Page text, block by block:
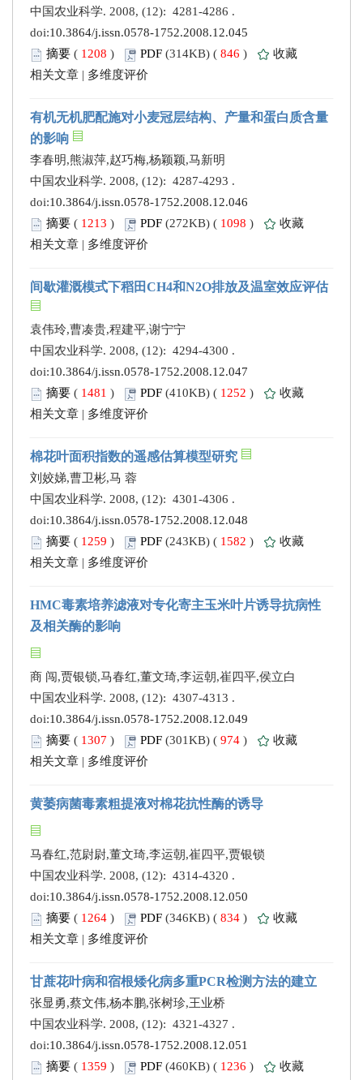
中国农业科学. 2008, (12): 4281-4286 .
doi:10.3864/j.issn.0578-1752.2008.12.045
摘要 ( 1208 ) PDF (314KB) ( 846 )
收藏
相关文章 | 多维度评价
有机无机肥配施对小麦冠层结构、产量和蛋白质含量
的影响
李春明,熊淑萍,赵巧梅,杨颖颖,马新明
中国农业科学. 2008, (12): 4287-4293 .
doi:10.3864/j.issn.0578-1752.2008.12.046
摘要 ( 1213 ) PDF (272KB) ( 1098 )
收藏
相关文章 | 多维度评价
间歇灌溉模式下稻田CH4和N2O排放及温室效应评估
袁伟玲,曹凑贵,程建平,谢宁宁
中国农业科学. 2008, (12): 4294-4300 .
doi:10.3864/j.issn.0578-1752.2008.12.047
摘要 ( 1481 ) PDF (410KB) ( 1252 )
收藏
相关文章 | 多维度评价
棉花叶面积指数的遥感估算模型研究
刘姣娣,曹卫彬,马 蓉
中国农业科学. 2008, (12): 4301-4306 .
doi:10.3864/j.issn.0578-1752.2008.12.048
摘要 ( 1259 ) PDF (243KB) ( 1582 )
收藏
相关文章 | 多维度评价
HMC毒素培养滤液对专化寄主玉米叶片诱导抗病性
及相关酶的影响
商 闯,贾银锁,马春红,董文琦,李运朝,崔四平,侯立白
中国农业科学. 2008, (12): 4307-4313 .
doi:10.3864/j.issn.0578-1752.2008.12.049
摘要 ( 1307 ) PDF (301KB) ( 974 )
收藏
相关文章 | 多维度评价
黄萎病菌毒素粗提液对棉花抗性酶的诱导
马春红,范尉尉,董文琦,李运朝,崔四平,贾银锁
中国农业科学. 2008, (12): 4314-4320 .
doi:10.3864/j.issn.0578-1752.2008.12.050
摘要 ( 1264 ) PDF (346KB) ( 834 )
收藏
相关文章 | 多维度评价
甘蔗花叶病和宿根矮化病多重PCR检测方法的建立
张显勇,蔡文伟,杨本鹏,张树珍,王业桥
中国农业科学. 2008, (12): 4321-4327 .
doi:10.3864/j.issn.0578-1752.2008.12.051
摘要 ( 1359 ) PDF (460KB) ( 1236 )
收藏